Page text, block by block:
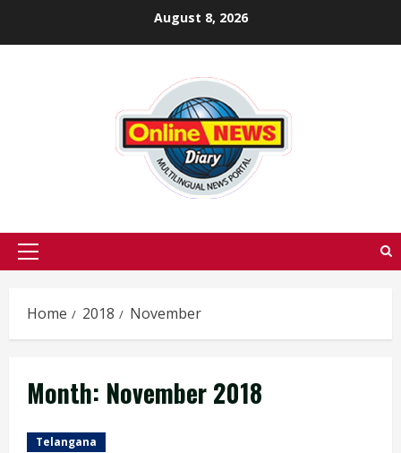
August 8, 2026
Primary
Home 2018 November
Month: November 2018
Telangana